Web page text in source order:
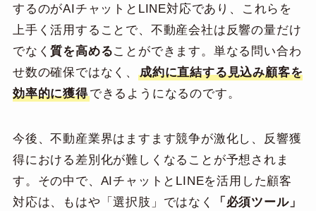
するのがAIチャットとLINE対応であり、これらを
上手く活用することで、不動産会社は反響の量だけ
でなく質を高めることができます。単なる問い合わ
せ数の確保ではなく、
成約に直結する見込み顧客を
効率的に獲得できるようになるのです。
今後、不動産業界はますます競争が激化し、反響獲
得における差別化が難しくなることが予想されま
す。その中で、AIチャットとLINEを活用した顧客
対応は、もはや「選択肢」ではなく
「必須ツール」